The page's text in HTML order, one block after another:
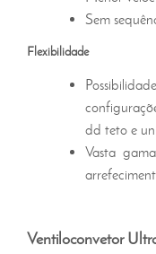
Sem
Flexibilidade
dd teto e
Vasta
Ventiloconvetor